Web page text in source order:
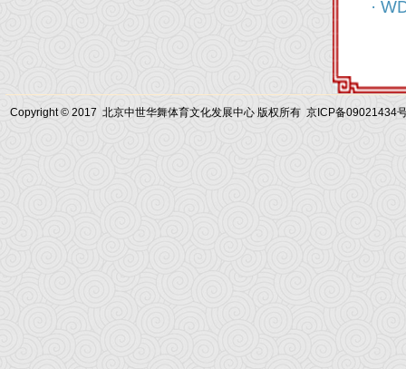
·
Copyright © 2017 北京中世华舞体育文化发展中心 版权所有 京ICP备09021434